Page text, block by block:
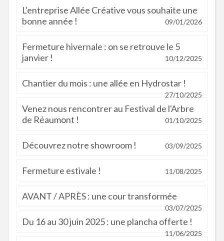
L'entreprise Allée Créative vous souhaite une
bonne année !
09/01/2026
Fermeture hivernale : on se retrouve le 5
janvier !
10/12/2025
Chantier du mois : une allée en Hydrostar !
27/10/2025
Venez nous rencontrer au Festival de l'Arbre
de Réaumont !
01/10/2025
Découvrez notre showroom ! 03/09/2025
Fermeture estivale ! 11/08/2025
AVANT / APRÈS : une cour transformée
03/07/2025
Du 16 au 30 juin 2025 : une plancha offerte !
11/06/2025